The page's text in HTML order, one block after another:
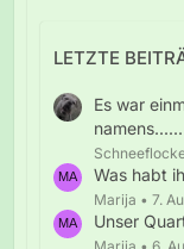
LETZTE
Es war
Was habt
Marija 7.
Unser